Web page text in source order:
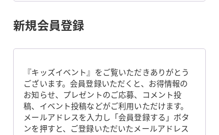
新規会員登録
『キッズイベント』をご覧いただきありがとう
ございます。会員登録いただくと、お得情報の
お知らせ、プレゼントのご応募、コメント投
稿、イベント投稿などがご利用いただけます。
メールアドレスを入力し「会員登録する」ボタ
ンを押すと、ご登録いただいたメールアドレス